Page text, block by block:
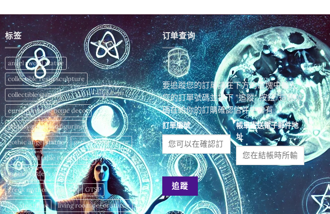
标签
angel sword statue
collectible resin sculpture
collectible statue
european style home decor
fantasy guardian figurine
gothic angel statue
gothic home decor
gothic wall table centerpiece
greek goddess statue
greek mythology decor
GTSP
hecate statue
living room decor statue
订单查询
要追蹤您的訂單請在下方的區塊中輸入
您的訂單號碼並按下 "追蹤" 按鈕. 這個號
碼在給你的訂購確認信件中會有
訂單編號
帳單寄送電子郵件地
址
追蹤